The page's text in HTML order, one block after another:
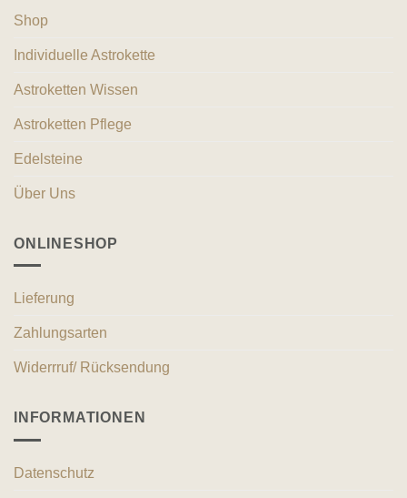
Shop
Individuelle Astrokette
Astroketten Wissen
Astroketten Pflege
Edelsteine
Über Uns
ONLINESHOP
Lieferung
Zahlungsarten
Widerrruf/ Rücksendung
INFORMATIONEN
Datenschutz